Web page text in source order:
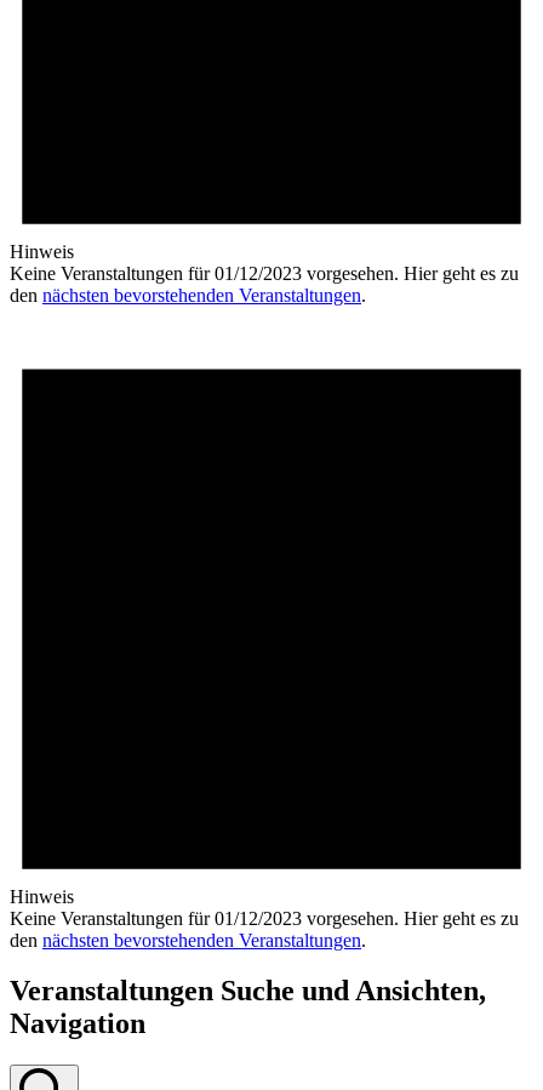
Hinweis
Keine Veranstaltungen für 01/12/2023 vorgesehen. Hier geht es zu
den nächsten bevorstehenden Veranstaltungen.
Hinweis
Keine Veranstaltungen für 01/12/2023 vorgesehen. Hier geht es zu
den nächsten bevorstehenden Veranstaltungen.
Veranstaltungen Suche und Ansichten,
Navigation